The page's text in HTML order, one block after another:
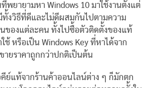
พยายามหา Windows 10 มาใช้งานตั้งแต่
งวิธีที่ดีและไม่ดีผสมกันไปตามความ
นของแต่ละคน ทั้งไปซื้อตัวติดตั้งของแท้
ช้ หรือเป็น Windows Key ที่หาได้จาก
ายราคาถูกกว่าปกติเป็นต้น
คีย์แท้จากร้านค้าออนไลน์ต่าง ๆ ก็มักตก